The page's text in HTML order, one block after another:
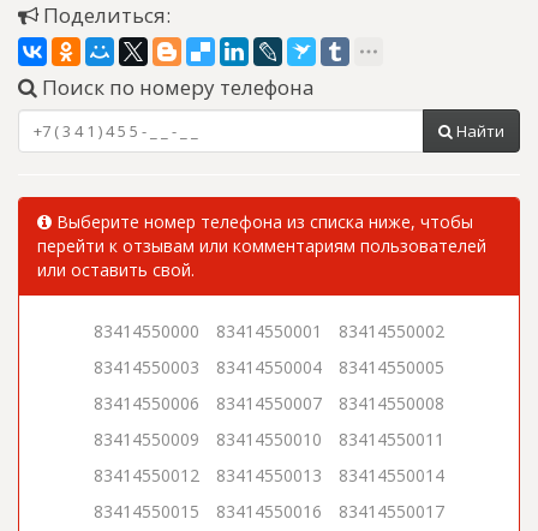
Поделиться:
Поиск по номеру телефона
Найти
Выберите номер телефона из списка ниже, чтобы
перейти к отзывам или комментариям пользователей
или оставить свой.
83414550000 83414550001
83414550002
83414550003
83414550004
83414550005
83414550006
83414550007
83414550008
83414550009
83414550010
83414550011
83414550012
83414550013
83414550014
83414550015
83414550016 83414550017